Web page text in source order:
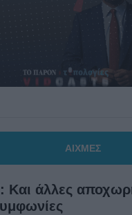
ΑΙΧΜΕΣ
Και άλλες